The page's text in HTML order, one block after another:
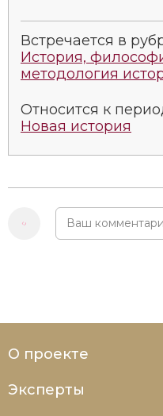
Встречается в
История,
методология
Относится к
Новая история
О проекте
Эксперты